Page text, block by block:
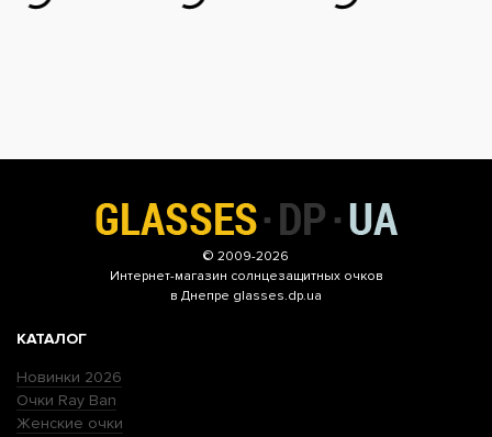
© 2009-2026
Интернет-магазин солнцезащитных очков
в Днепре glasses.dp.ua
КАТАЛОГ
Новинки 2026
Очки Ray Ban
Женские очки